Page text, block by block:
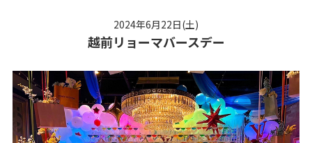
2024年6月22日(土)
越前リョーマバースデー